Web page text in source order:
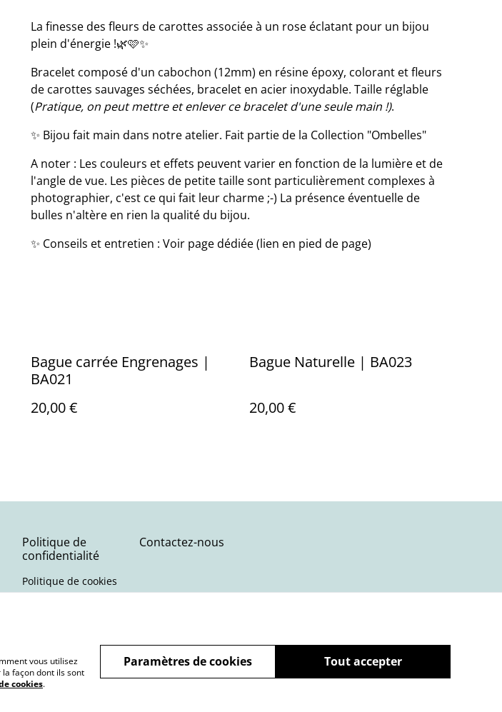
La finesse des fleurs de carottes associée à un rose éclatant pour un bijou
plein d'énergie !🌿🩷✨
Bracelet composé d'un cabochon (12mm) en résine époxy, colorant et fleurs
de carottes sauvages séchées, bracelet en acier inoxydable. Taille réglable
(Pratique, on peut mettre et enlever ce bracelet d'une seule main !).
✨ Bijou fait main dans notre atelier. Fait partie de la Collection "Ombelles"
A noter : Les couleurs et effets peuvent varier en fonction de la lumière et de
l'angle de vue. Les pièces de petite taille sont particulièrement complexes à
photographier, c'est ce qui fait leur charme ;-) La présence éventuelle de
bulles n'altère en rien la qualité du bijou.
✨ Conseils et entretien : Voir page dédiée (lien en pied de page)
Bague carrée Engrenages |
BA021
20,00 €
Bague Naturelle | BA023
20,00 €
Politique de
confidentialité
Politique de cookies
Contactez-nous
vous utilisez
façon dont ils sont
cookies.
Tout accepter
Paramètres de cookies